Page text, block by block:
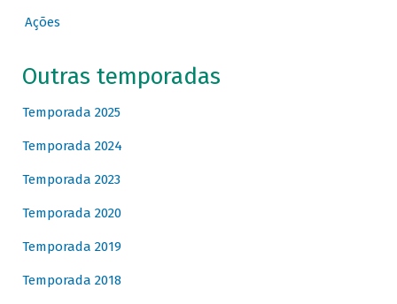
Ações
Outras temporadas
Temporada 2025
Temporada 2024
Temporada 2023
Temporada 2020
Temporada 2019
Temporada 2018